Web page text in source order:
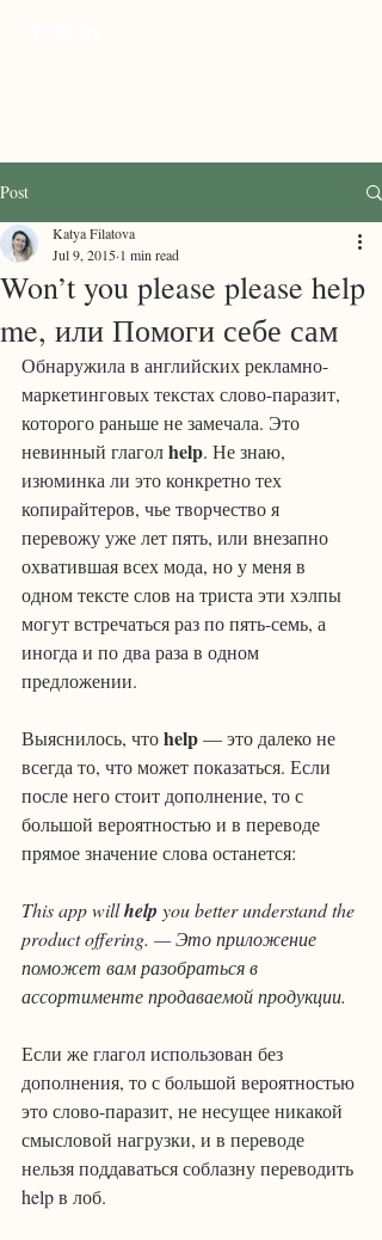
Post
Won’t you please please help
me, или Помоги себе сам
Katya Filatova
Jul 9, 2015 1 min read
Обнаружила в английских рекламно-
маркетинговых текстах слово-паразит,
которого раньше не замечала. Это
невинный глагол help. Не знаю,
изюминка ли это конкретно тех
копирайтеров, чье творчество я
перевожу уже лет пять, или внезапно
охватившая всех мода, но у меня в
одном тексте слов на триста эти хэлпы
могут встречаться раз по пять-семь, а
иногда и по два раза в одном
предложении.
Выяснилось, что help — это далеко не
всегда то, что может показаться. Если
после него стоит дополнение, то с
большой вероятностью и в переводе
прямое значение слова останется:
This app will help you better understand the
product offering. — Это приложение
поможет вам разобраться в
ассортименте продаваемой продукции.
Если же глагол использован без
дополнения, то с большой вероятностью
это слово-паразит, не несущее никакой
смысловой нагрузки, и в переводе
нельзя поддаваться соблазну переводить
help в лоб.